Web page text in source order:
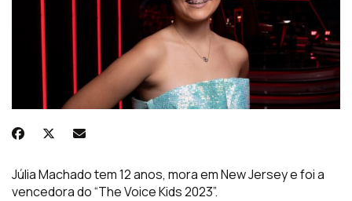
Júlia Machado tem 12 anos, mora em New Jersey e foi a
vencedora do “The Voice Kids 2023”.